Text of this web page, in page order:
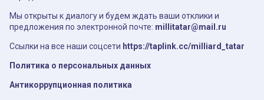
Мы открыты к диалогу и будем ждать ваши отклики и
предложения по электронной почте: millitatar@mail.ru
Ссылки на все наши соцсети https://taplink.cc/milliard_tatar
Политика о персональных данных
Антикоррупционная политика